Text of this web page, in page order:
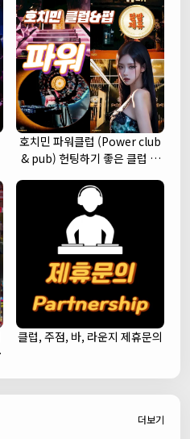
호치민 파워클럽 (Power club
& pub) 헌팅하기 좋은 클럽 추
클럽, 주점, 바, 라운지 제휴문의
더보기